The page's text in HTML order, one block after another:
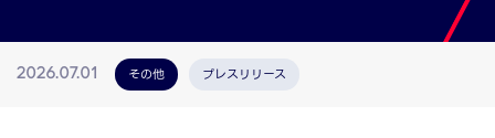
2026.07.01 その他 プレスリリース